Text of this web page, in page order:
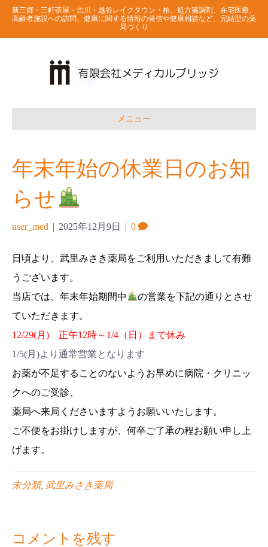
新三郷・三軒茶屋・吉川・越谷レイクタウン・柏、処方箋調剤、在宅医療、
高齢者施設への訪問、健康に関する情報の発信や健康相談など、完結型の薬
局づくり
メニュー
年末年始の休業日のお知
らせ
user_med | 2025年12月9日 | 0
日頃より、武里みさき薬局をご利用いただきまして有難
うございます。
当店では、年末年始期間中 の営業を下記の通り とさせ
ていただきます。
12/29(月) 正午12時～1/4（日）まで休み
1/5(月)より通常営業となります
お薬が不足することのないようお早めに病院・クリニッ
クへのご受診、
薬局へ来局くださいますようお願いいたします。
ご不便をお掛けしますが、何卒ご了承の程お願い申し上
げます。
未分類, 武里みさき薬局
コメントを残す